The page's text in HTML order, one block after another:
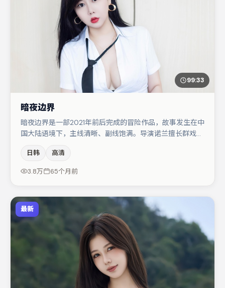
99:33
暗夜边界
暗夜边界是一部2021年前后完成的冒险作品，故事发生在中
国大陆语境下，主线清晰、副线饱满。导演诺兰擅长群戏与
包括裴斗娜、杨幂、汤唯等，角色动机前后呼应，适合喜欢
抠台词与伏笔的观众。整体完成度较高，适合周末一口气追
日韩 高清
3.8万 65个月前
最新